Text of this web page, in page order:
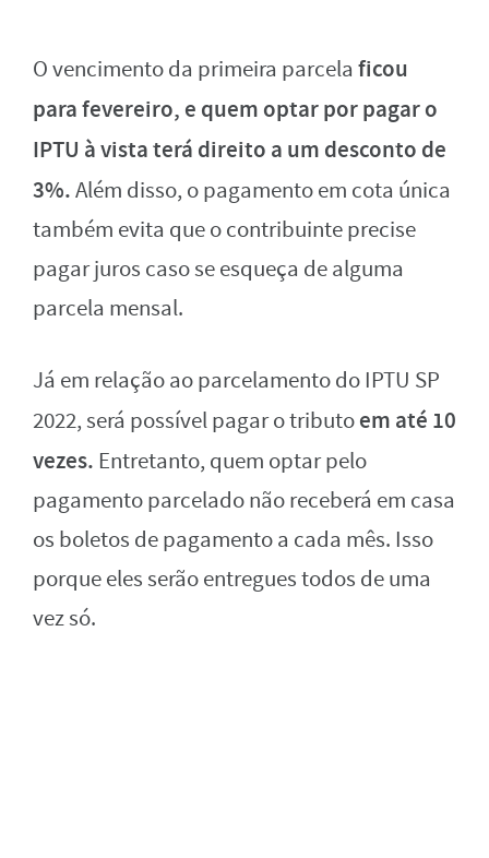
O vencimento da primeira parcela ficou
para fevereiro, e quem optar por pagar o
IPTU à vista terá direito a um desconto de
3%.Além disso, o pagamento em cota única
também evita que o contribuinte precise
pagar juros caso se esqueça de alguma
parcela mensal.
Já em relação ao parcelamento do IPTU SP
2022, será possível pagar o tributoem até 10
vezes. Entretanto, quem optar pelo
pagamento parcelado não receberá em casa
os boletos de pagamento a cada mês. Isso
porque eles serão entregues todos de uma
vez só.